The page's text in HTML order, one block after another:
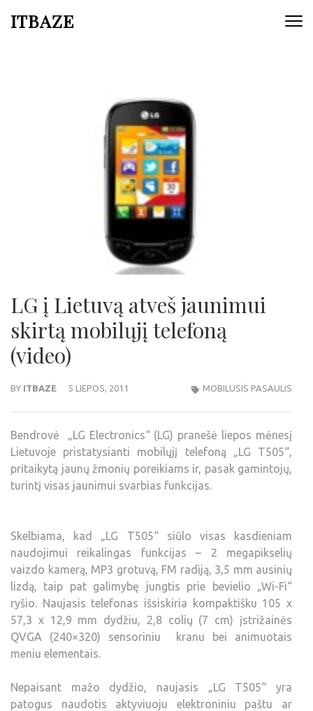
ITBAZE
LG į Lietuvą atveš jaunimui
skirtą mobilųjį telefoną
(video)
BY ITBAZE 5 LIEPOS, 2011 MOBILUSIS PASAULIS
Bendrovė „LG Electronics“ (LG) pranešė liepos mėnesį
Lietuvoje pristatysianti mobilųjį telefoną „LG T505“,
pritaikytą jaunų žmonių poreikiams ir, pasak gamintojų,
turintį visas jaunimui svarbias funkcijas.
Skelbiama, kad „LG T505“ siūlo visas kasdieniam
naudojimui reikalingas funkcijas – 2 megapikselių
vaizdo kamerą, MP3 grotuvą, FM radiją, 3,5 mm ausinių
lizdą, taip pat galimybę jungtis prie bevielio „Wi-Fi“
ryšio. Naujasis telefonas išsiskiria kompaktišku 105 x
57,3 x 12,9 mm dydžiu, 2,8 colių (7 cm) įstrižainės
QVGA (240×320) sensoriniu kranu bei animuotais
meniu elementais.
Nepaisant mažo dydžio, naujasis „LG T505“ yra
patogus naudotis aktyviuoju elektroniniu paštu ar